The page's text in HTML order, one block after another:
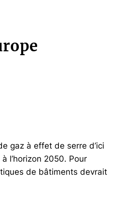
gaz à effet de serre d’ici
l’horizon 2050. Pour
de bâtiments devrait